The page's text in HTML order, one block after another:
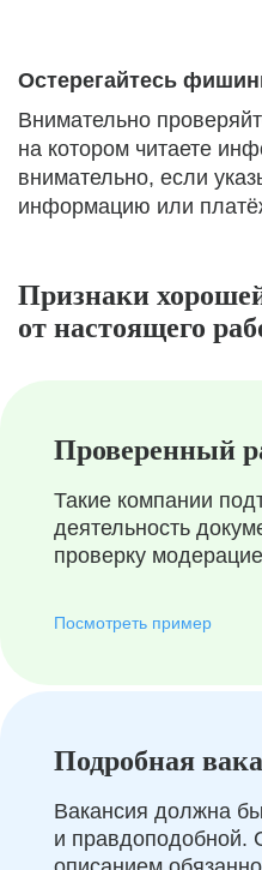
Остерегайтесь
Внимательно
на котором читаете
внимательно, если
информацию или
Признаки
от настоящего
Проверенный
Такие компании
деятельность
проверку
Посмотреть пример
Подробная
Вакансия должна
и правдоподобной.